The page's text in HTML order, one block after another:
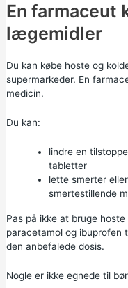
En farmaceut
lægemidler
Du kan købe hoste og
supermarkeder. En
medicin.
Du kan:
lindre en
tabletter
lette smerter
smertestillende
Pas på ikke at bruge
paracetamol og ibuprofen
den anbefalede dosis.
Nogle er ikke egnede til